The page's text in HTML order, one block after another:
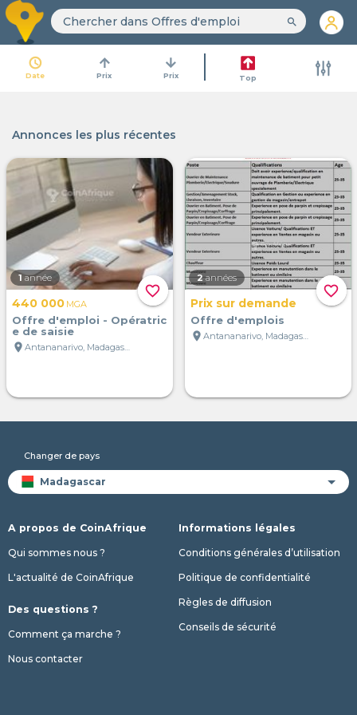
search
access_time
Date
arrow_upward
Prix
arrow_downward
Prix Top
Annonces les plus récentes
favorite_border
1 année
440 000 MGA
Offre d'emploi - Opératric
e de saisie
location_on
Antananarivo, Madagascar
favorite_border
2 années
Prix sur demande
Offre d'emplois
location_on
Antananarivo, Madagascar
Changer de pays
A propos de CoinAfrique
Qui sommes nous ?
L'actualité de CoinAfrique
Des questions ?
Comment ça marche ?
Nous contacter
Informations légales
Conditions générales d’utilisation
Politique de confidentialité
Règles de diffusion
Conseils de sécurité